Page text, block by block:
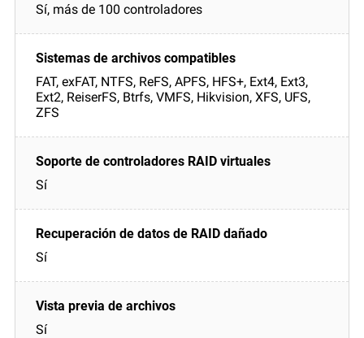
Sí, más de 100 controladores
FAT, exFAT, NTFS, ReFS, APFS, HFS+, Ext4, Ext3,
Ext2, ReiserFS, Btrfs, VMFS, Hikvision, XFS, UFS,
ZFS
Sí
Sí
Sí